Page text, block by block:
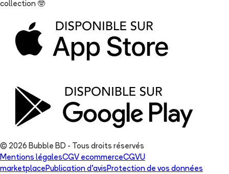
collection 🤓
© 2026 Bubble BD - Tous droits réservés
Mentions légalesCGV ecommerceCGVU
marketplacePublication d'avisProtection de vos données